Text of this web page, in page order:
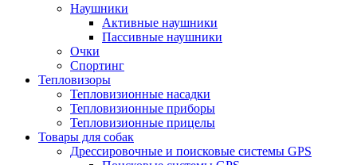
Наушники
Активные наушники
Пассивные наушники
Очки
Спортинг
Тепловизоры
Тепловизионные насадки
Тепловизионные приборы
Тепловизионные прицелы
Товары для собак
Дрессировочные и поисковые системы GPS